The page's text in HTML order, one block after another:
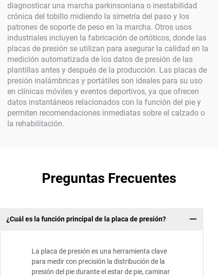
diagnosticar una marcha parkinsoniana o inestabilidad
crónica del tobillo midiendo la simetría del paso y los
patrones de soporte de peso en la marcha. Otros usos
industriales incluyen la fabricación de ortóticos, donde las
placas de presión se utilizan para asegurar la calidad en la
medición automatizada de los datos de presión de las
plantillas antes y después de la producción. Las placas de
presión inalámbricas y portátiles son ideales para su uso
en clínicas móviles y eventos deportivos, ya que ofrecen
datos instantáneos relacionados con la función del pie y
permiten recomendaciones inmediatas sobre el calzado o
la rehabilitación.
Preguntas Frecuentes
¿Cuál es la función principal de la placa de presión?
La placa de presión es una herramienta clave
para medir con precisión la distribución de la
presión del pie durante el estar de pie, caminar